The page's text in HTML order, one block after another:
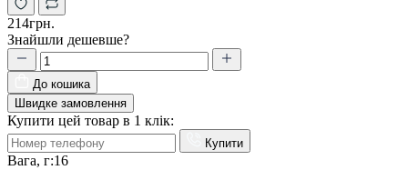
214грн.
Знайшли дешевше?
До кошика
Швидке замовлення
Купити цей товар в 1 клік:
Купити
Вага, г:16